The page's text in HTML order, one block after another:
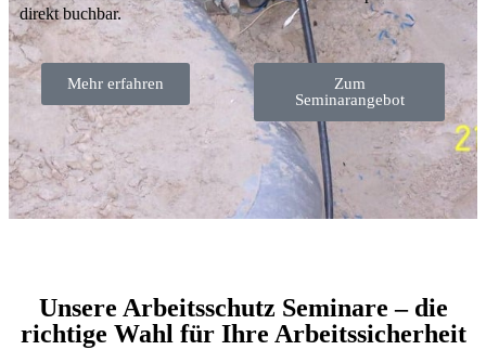
direkt buchbar.
Mehr erfahren
Zum
Seminarangebot
Unsere Arbeitsschutz Seminare – die
richtige Wahl für Ihre Arbeitssicherheit